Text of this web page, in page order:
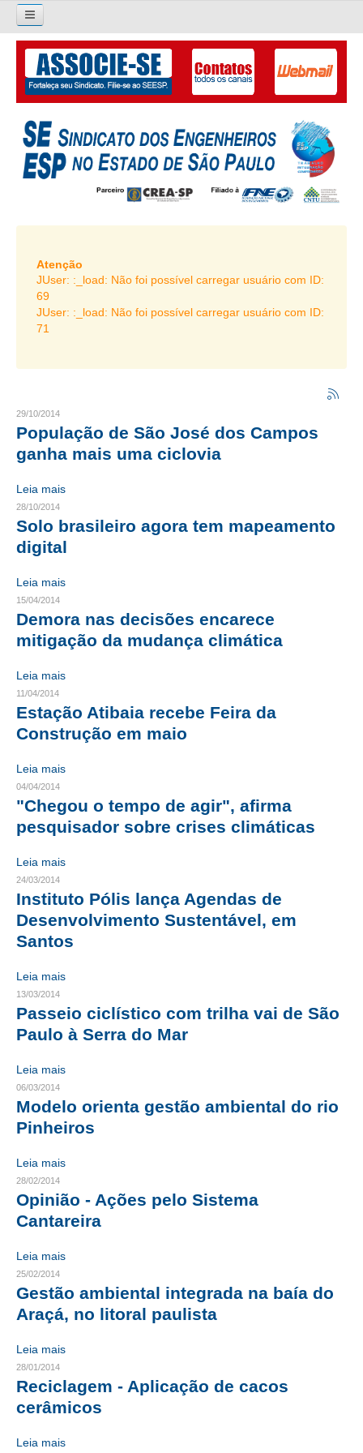
Pesquisar...
O SINDICATO
APRESENTAÇÃO
PALAVRA DO PRESIDENTE
DIRETORIA
LIVRO GESTÃO 2026-2029
SUBSEDES SINDICAIS
GALERIA EX-PRESIDENTES
CONSELHO TECNOLÓGICO
HISTÓRICO E ATUAÇÃO
COMPOSIÇÃO
CONSELHOS ASSESSORES
PERSONALIDADES DA TECNOLOGIA
TRANSPARÊNCIA
CONSULTORIA
ACORDOS, CONVENÇÕES E DISSÍDIOS
CONTRIBUIÇÃO ASSISTENCIAL
CONTRIBUIÇÃO ASSOCIATIVA OU ANUIDADE DE SÓCIO
FGTS EXPURGOS
LEI 4.950-A/1966 – PISO SALARIAL
LEI 6.496/1977 – ART
RES 1.002/2002 – CÓDIGO DE ÉTICA
PISO SALARIAL
FIQUE POR DENTRO
OPORTUNIDADES
APRESENTAÇÃO
EMPREGO E ESTÁGIO
CARREIRA
AUTÔNOMOS E SERVIÇOS
Atenção
JUser: :_load: Não foi possível carregar usuário com ID:
69
JUser: :_load: Não foi possível carregar usuário com ID:
71
29/10/2014
População de São José dos Campos
ganha mais uma ciclovia
Leia mais
28/10/2014
Solo brasileiro agora tem mapeamento
digital
Leia mais
15/04/2014
Demora nas decisões encarece
mitigação da mudança climática
Leia mais
11/04/2014
Estação Atibaia recebe Feira da
Construção em maio
Leia mais
04/04/2014
"Chegou o tempo de agir", afirma
pesquisador sobre crises climáticas
Leia mais
24/03/2014
Instituto Pólis lança Agendas de
Desenvolvimento Sustentável, em
Santos
Leia mais
13/03/2014
Passeio ciclístico com trilha vai de São
Paulo à Serra do Mar
Leia mais
06/03/2014
Modelo orienta gestão ambiental do rio
Pinheiros
Leia mais
28/02/2014
Opinião - Ações pelo Sistema
Cantareira
Leia mais
25/02/2014
Gestão ambiental integrada na baía do
Araçá, no litoral paulista
Leia mais
28/01/2014
Reciclagem - Aplicação de cacos
cerâmicos
Leia mais